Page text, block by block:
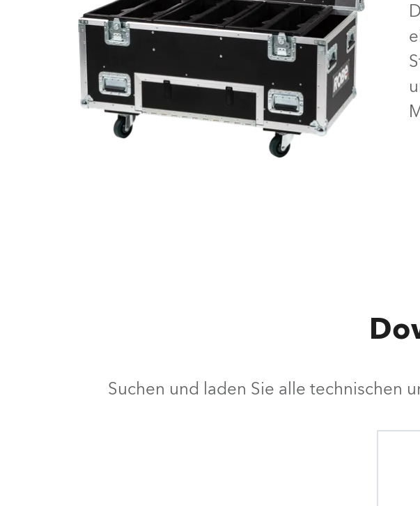
Robe On Location
Robe On The Road
Robe lighting's technology SHED
ProMotion Lighting
Suchen und laden Sie alle technischen